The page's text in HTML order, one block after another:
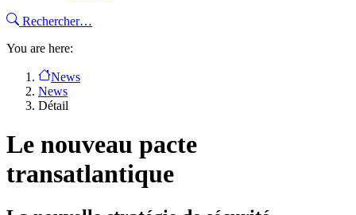
Rechercher…
You are here:
News
News
Détail
Le nouveau pacte
transatlantique